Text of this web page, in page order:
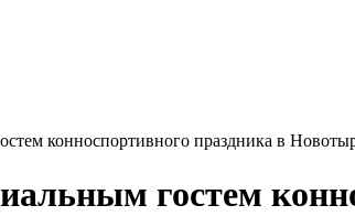
конноспортивного праздника в
гостем